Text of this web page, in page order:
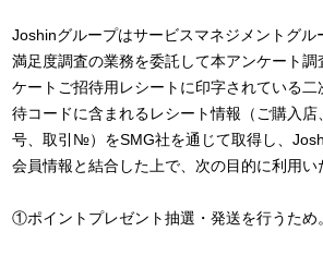
Joshinグループはサービスマネジメントグル
満足度調査の業務を委託して本アンケート
ケートご招待用レシートに印字されている
待コードに含まれるレシート情報（ご購入店
号、取引№）をSMG社を通じて取得し、
会員情報と結合した上で、次の目的に利用い
①ポイントプレゼント抽選・発送を行うため